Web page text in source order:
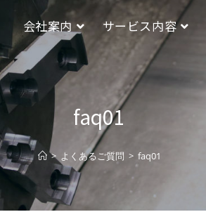
会社案内 サービス内容
faq01
> よくあるご質問 > faq01